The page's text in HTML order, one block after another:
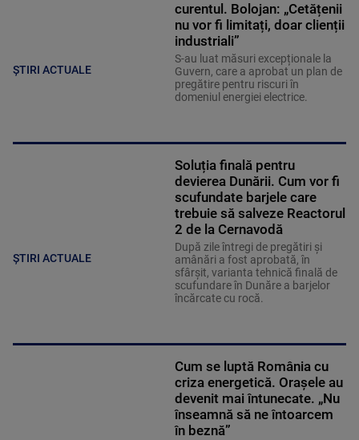
ȘTIRI ACTUALE
curentul. Bolojan: „Cetățenii
nu vor fi limitați, doar clienții
industriali”
S-au luat măsuri excepționale la
Guvern, care a aprobat un plan de
pregătire pentru riscuri în
domeniul energiei electrice.
ȘTIRI ACTUALE
Soluția finală pentru
devierea Dunării. Cum vor fi
scufundate barjele care
trebuie să salveze Reactorul
2 de la Cernavodă
După zile întregi de pregătiri și
amânări a fost aprobată, în
sfârșit, varianta tehnică finală de
scufundare în Dunăre a barjelor
încărcate cu rocă.
Cum se luptă România cu
criza energetică. Orașele au
devenit mai întunecate. „Nu
înseamnă să ne întoarcem
în beznă”